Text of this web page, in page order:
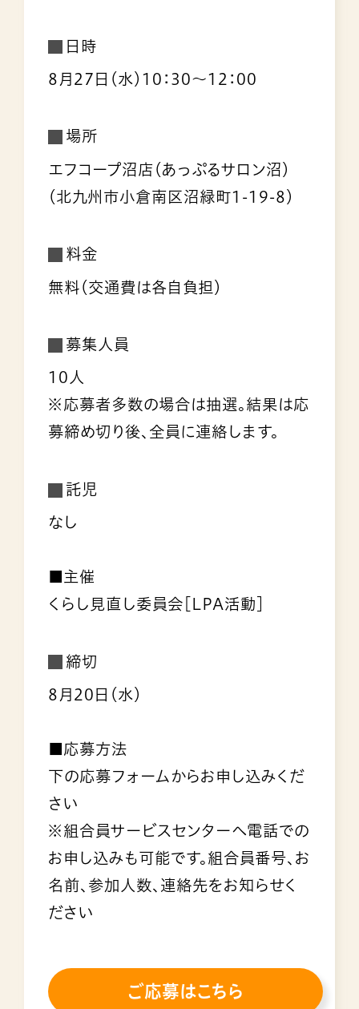
日時
8月27日（水）10：30～12：00
場所
エフコープ沼店（あっぷるサロン沼）
（北九州市小倉南区沼緑町1-19-8）
料金
無料（交通費は各自負担）
募集人員
10人
※応募者多数の場合は抽選。結果は応
募締め切り後、全員に連絡します。
託児
なし
■主催
くらし見直し委員会［LPA活動］
締切
8月20日（水）
■応募方法
下の応募フォームからお申し込みくだ
さい
※組合員サービスセンターへ電話での
お申し込みも可能です。組合員番号、お
名前、参加人数、連絡先をお知らせく
ださい
ご応募はこちら